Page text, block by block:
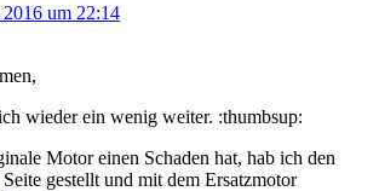
um 22:14
wieder ein wenig weiter. :thumbsup:
Motor einen Schaden hat, hab ich den
gestellt und mit dem Ersatzmotor